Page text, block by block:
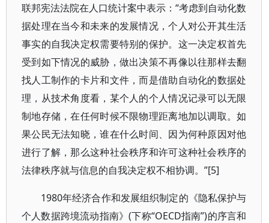
联邦宪法法院在人口统计案中表示：“考虑到自动化数
据处理在当今和未来的发展情况，个人对公开其生活
事实的自我决定权需要特别的保护。这一决定权首先
受到如下情况的威胁，做出决策不再像以往那样去翻
找人工制作的卡片和文件，而是借助自动化的数据处
理，从技术角度看，某个人的个人情况记录可以无限
制地存储，在任何时候不限物理距离地加以调取。如
果公民无法知晓，谁在什么时间、因为何种原因对他
进行了解，那么这种社会秩序和许可这种社会秩序的
法律秩序就与信息的自我决定权不相协调。”[5]
1980年经济合作和发展组织制定的《隐私保护与
个人数据跨境流动指南》(下称“OECD指南”)的序言和